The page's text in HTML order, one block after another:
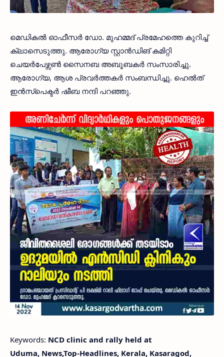
മെഡികൽ ഓഫീസർ ഡോ. മുഹമ്മദ് പ്രമേഹത്തെ കുറിച്ച്
ക്ലാസെടുത്തു. ആരോഗ്യ സ്റ്റാൻഡിങ് കമിറ്റി
ചെയർപേഴ്സൺ സൈനബ അബൂബകർ സംസാരിച്ചു.
ആരോഗ്യ, ആശ പ്രവർത്തകർ സംബന്ധിച്ചു. ഹെൽത്
ഇൻസ്‌പെക്ടർ ഷീബ നന്ദി പറഞ്ഞു.
Keywords: NCD clinic and rally held at
Uduma, News,Top-Headlines, Kerala, Kasaragod,